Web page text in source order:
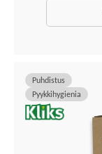
Puhdistus
Pyykkihygienia